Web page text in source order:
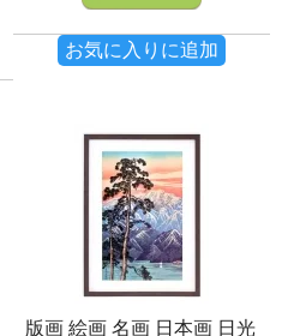
お気に入りに追加
版画 絵画 名画 日本画 日光